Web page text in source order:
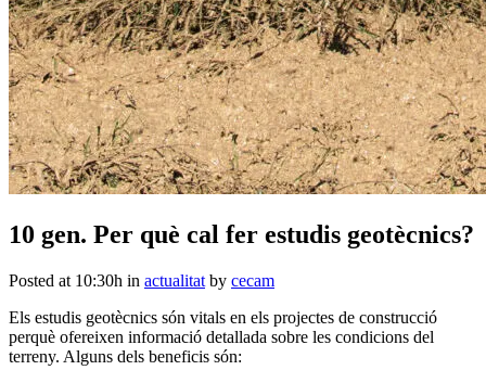
10 gen. Per què cal fer estudis geotècnics?
Posted at 10:30h in actualitat by cecam
Els estudis geotècnics són vitals en els projectes de construcció
perquè ofereixen informació detallada sobre les condicions del
terreny. Alguns dels beneficis són: